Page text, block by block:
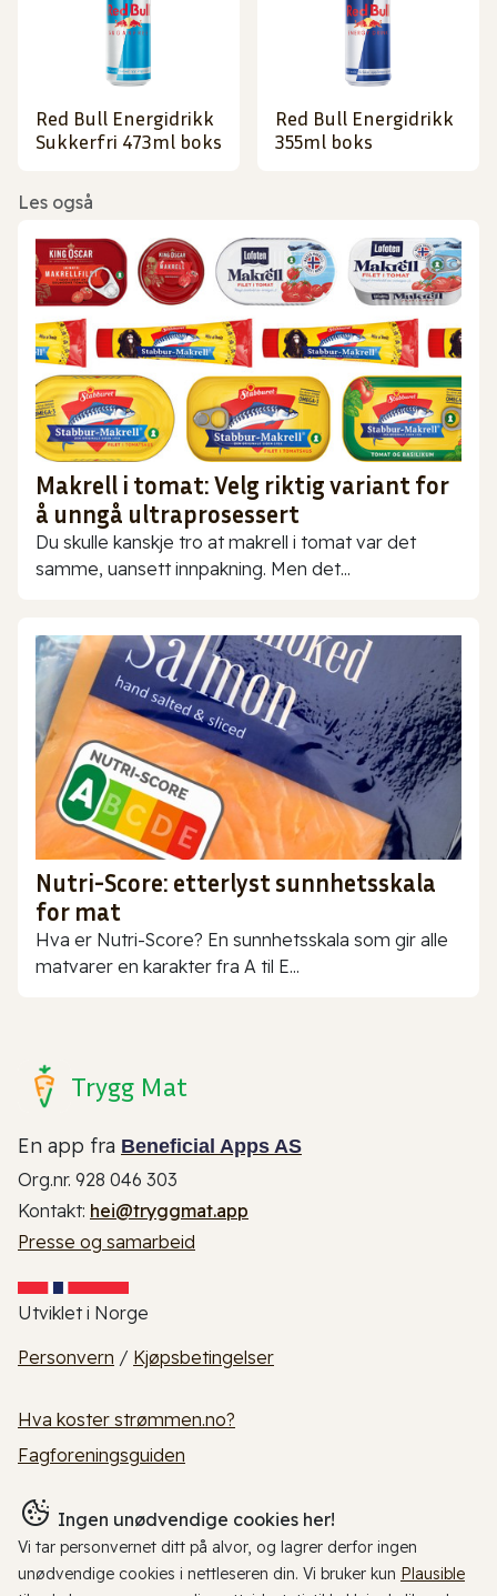
Red Bull Energidrikk
Sukkerfri 473ml boks
Red Bull Energidrikk
355ml boks
Les også
Makrell i tomat: Velg riktig variant for
å unngå ultraprosessert
Du skulle kanskje tro at makrell i tomat var det
samme, uansett innpakning. Men det...
Nutri-Score: etterlyst sunnhetsskala
for mat
Hva er Nutri-Score? En sunnhetsskala som gir alle
matvarer en karakter fra A til E...
Trygg Mat
En app fra Beneficial Apps AS
Org.nr. 928 046 303
Kontakt: hei@tryggmat.app
Presse og samarbeid
Utviklet i Norge
Personvern / Kjøpsbetingelser
Hva koster strømmen.no?
Fagforeningsguiden
Ingen unødvendige cookies her!
Vi tar personvernet ditt på alvor, og lagrer derfor ingen
unødvendige cookies i nettleseren din. Vi bruker kun Plausible